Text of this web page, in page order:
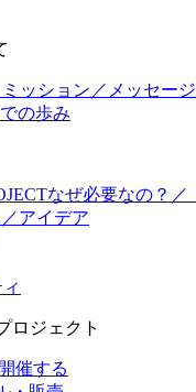
ッション／メッセージ
の歩み
なぜ必要なの？／
アイデア
ロジェクト
催する